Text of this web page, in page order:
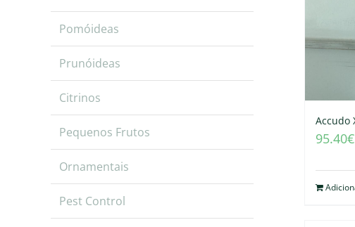
Accudo
95.40€
Pomóideas
Prunóideas
Citrinos
Pequenos Frutos
Ornamentais
Pest Control